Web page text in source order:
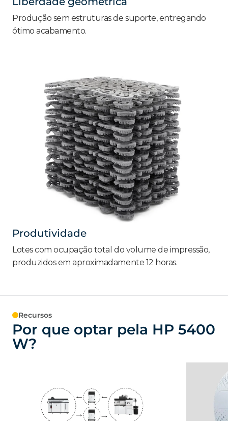
Produção sem estruturas de suporte, entregando
ótimo acabamento.
Produtividade
Lotes com ocupação total do volume de impressão,
produzidos em aproximadamente 12 horas.
Recursos
Por que optar pela HP 5400
W?